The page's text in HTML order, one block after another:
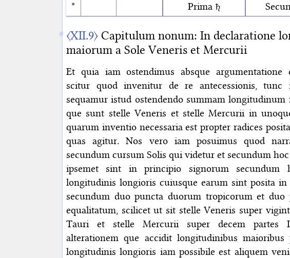
*
Prima ♄
〈XII.9〉 Capitulum nonum: In declaratione
maiorum a Sole Veneris et Mercurii
Et quia iam ostendimus absque argumentatione
scitur quod invenitur de re antecessionis, tunc
sequamur istud ostendendo summam longitudinum
que sunt stelle Veneris et stelle Mercurii in
quarum inventio necessaria est propter radices
quas agitur. Nos vero iam posuimus quod
secundum cursum Solis qui videtur et secundum
ipsemet sint in principio signorum secundum
longitudinis longioris cuiusque earum sint posita in
secundum duo puncta duorum tropicorum et duo
equalitatum, scilicet ut sit stelle Veneris super
Tauri et stelle Mercurii super decem partes
alterationem que accidit longitudinibus maioribus
longitudinis longioris iam possibile est aliquem